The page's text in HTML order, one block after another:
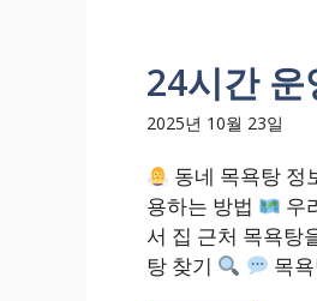
24시간
2025년 10월 23일
동네 목욕탕 정
용하는 방법
우
서 집 근처 목욕탕
탕 찾기
목